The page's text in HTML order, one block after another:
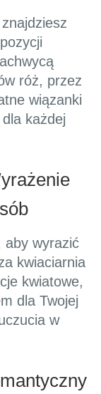
róż, przez
wiązanki
każdej
aby wyrazić
kwiaciarnia
kwiatowe,
dla Twojej
w